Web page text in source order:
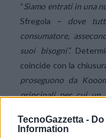
TecnoGazzetta -
Information
“Siamo entrati in una
Sfregola – dove
consumatore,
suoi bisogni”.
coincide con la
proseguono da
principali per cui un
quando il cliente
concludere il